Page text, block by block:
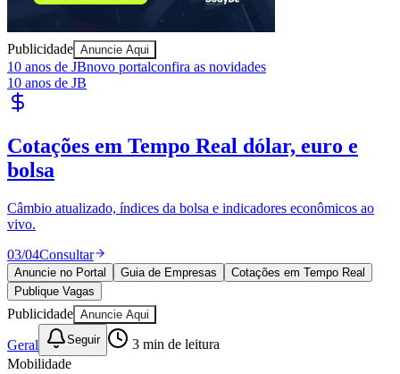
Juventude
Publicidade Anuncie Aqui
10 anos de JBnovo portalconfira as novidades
10 anos de JB
Publique Vagas encontre talentos
Publique vagas e encontre os melhores profissionais da região.
04/04Publicar
Anuncie no Portal
Publique Vagas
Publicidade Anuncie Aqui
Geral Seguir 3min de leitura
Mobilidade
Metrô de SP inaugura estação mais